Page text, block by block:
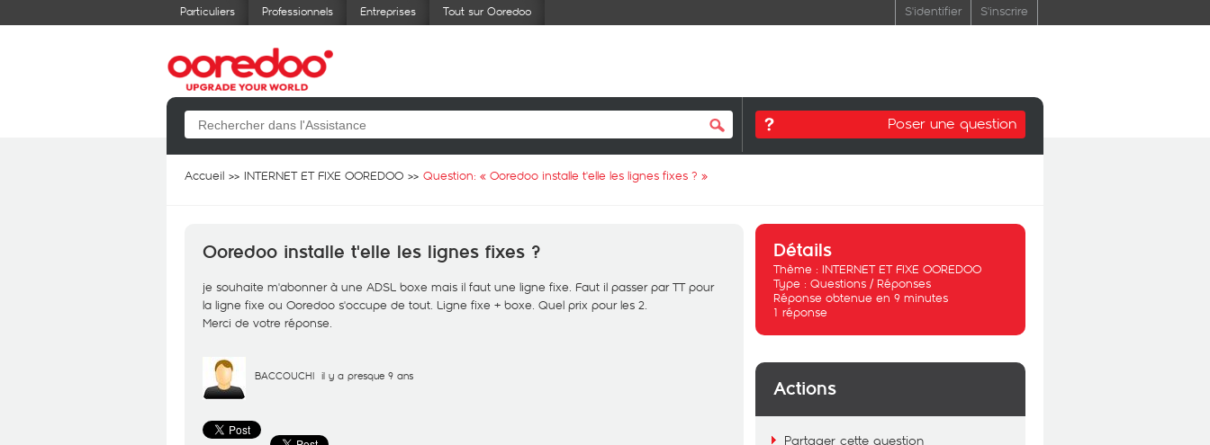
Particuliers Professionnels Entreprises Tout sur Ooredoo S'identifier S'inscrire
Poser une question
Accueil INTERNET ET FIXE OOREDOO Question: « Ooredoo installe t'elle les lignes fixes ? »
Ooredoo installe t'elle les lignes fixes ?
je souhaite m'abonner à une ADSL boxe mais il faut une ligne fixe. Faut il passer par TT pour
la ligne fixe ou Ooredoo s'occupe de tout. Ligne fixe + boxe. Quel prix pour les 2.
Merci de votre réponse.
BACCOUCHI il y a presque 9 ans
Détails
Thème : INTERNET ET FIXE OOREDOO
Type : Questions / Réponses
Réponse obtenue en 9 minutes
1 réponse
Actions
Partager cette question